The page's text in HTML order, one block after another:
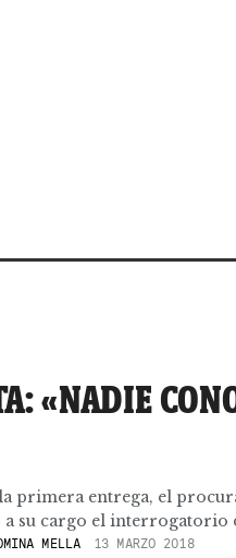
«NADIE
primera entrega, el
su cargo el interrogatorio
MELLA 13 MARZO 2018